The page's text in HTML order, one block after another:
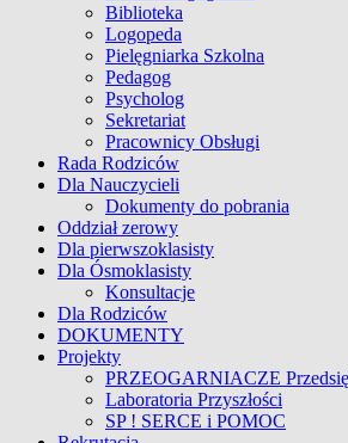
Biblioteka
Logopeda
Pielęgniarka Szkolna
Pedagog
Psycholog
Sekretariat
Pracownicy Obsługi
Rada Rodziców
Dla Nauczycieli
Dokumenty do pobrania
Oddział zerowy
Dla pierwszoklasisty
Dla Ósmoklasisty
Konsultacje
Dla Rodziców
DOKUMENTY
Projekty
PRZEOGARNIACZE
Laboratoria Przyszłości
SP ! SERCE i POMOC